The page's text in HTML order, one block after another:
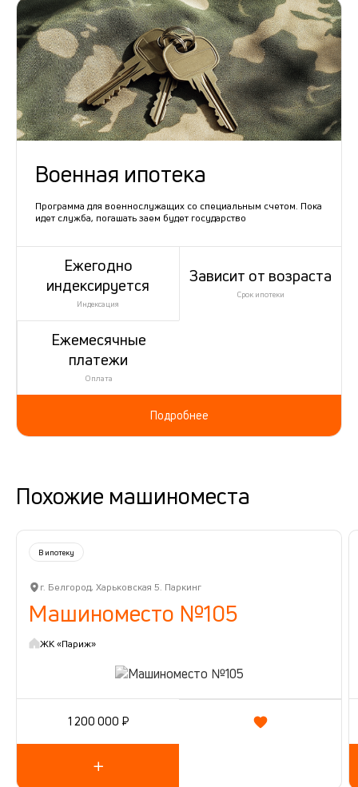
Военная ипотека
Программа для военнослужащих со специальным счетом. Пока
идет служба, погашать заем будет государство
Ежегодно
индексируется
Индексация
Зависит от возраста
Срок ипотеки
Ежемесячные
платежи
Оплата
Подробнее
Похожие машиноместа
В ипотеку
г. Белгород, Харьковская 5. Паркинг
Машиноместо №105
ЖК «Париж»
1 200 000 ₽